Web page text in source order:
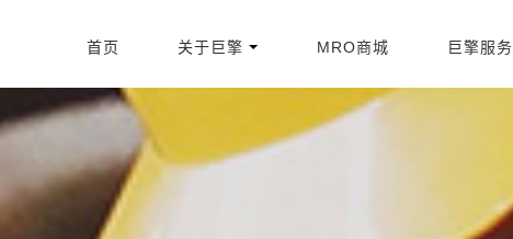
首页 关于巨擎 MRO商城 巨擎服务